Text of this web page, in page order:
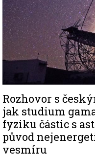
Rozhovor s
jak studium
fyziku částic s
původ
vesmíru